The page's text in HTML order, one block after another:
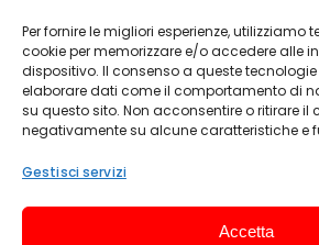
Per fornire le migliori esperienze, utilizziamo
cookie per memorizzare e/o accedere alle
dispositivo. Il consenso a queste
elaborare dati come il comportamento di
su questo sito. Non acconsentire o ritirare il
negativamente su alcune caratteristiche e
Gestisci servizi
Accetta
Chi siamo
Contattaci
Termini &
Privacy policy